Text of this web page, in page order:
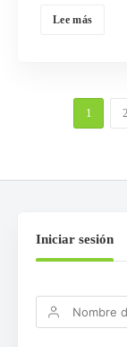
Lee más
1 2
Iniciar sesión